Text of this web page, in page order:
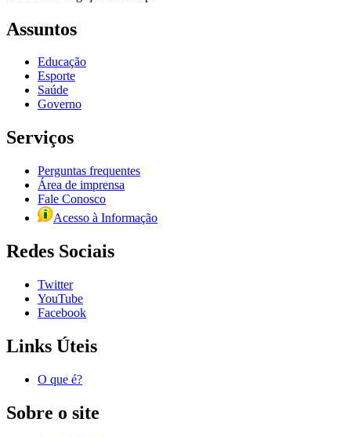
Assuntos
Educação
Esporte
Saúde
Governo
Serviços
Perguntas frequentes
Área de imprensa
Fale Conosco
Acesso à Informação
Redes Sociais
Twitter
YouTube
Facebook
Links Úteis
O que é?
Sobre o site